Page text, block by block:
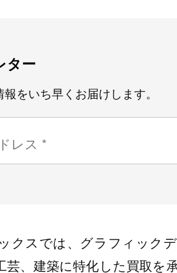
ター
をいち早くお届けします。
クスでは、グラフィック
芸、建築に特化した買取を